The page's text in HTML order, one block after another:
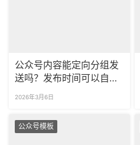
公众号内容能定向分组发
送吗？发布时间可以自由
2026年3月6日
公众号模板